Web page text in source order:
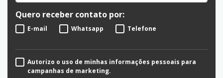
Quero receber contato por:
E-mail Whatsapp Telefone
Autorizo o uso de minhas informações pessoais para
campanhas de marketing.